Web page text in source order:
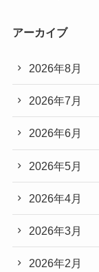
アーカイブ
2026年8月
2026年7月
2026年6月
2026年5月
2026年4月
2026年3月
2026年2月